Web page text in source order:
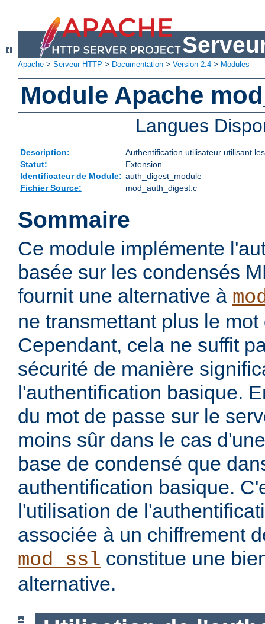
Apache > Serveur HTTP > Documentation > Version 2.4 > Modules
Module Apache
Langues
Description:
Authentification utilisateur utilisant
Statut:
Extension
Identificateur de Module: auth_digest_module
Fichier Source:
mod_auth_digest.c
Sommaire
Ce module implémente
basée sur les condensés
fournit une alternative à
ne transmettant plus le
Cependant, cela ne suffit
sécurité de manière
l'authentification basique.
du mot de passe sur le
moins sûr dans le cas
base de condensé que
authentification basique.
l'utilisation de
associée à un chiffrement
mod_ssl constitue une
alternative.